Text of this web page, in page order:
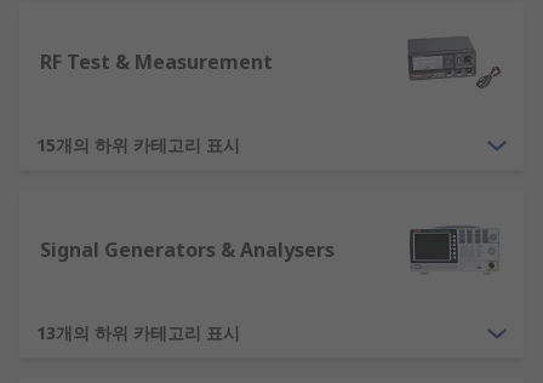
The types of test and measure equipment that
will be needed depends on the types of materials
cost are also key factors.
RF Test & Measurement
15개의 하위 카테고리 표시
Signal Generators & Analysers
13개의 하위 카테고리 표시